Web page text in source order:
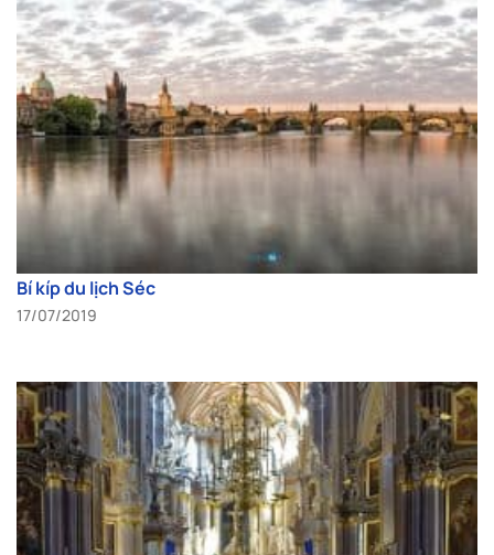
Bí kíp du lịch Séc
17/07/2019